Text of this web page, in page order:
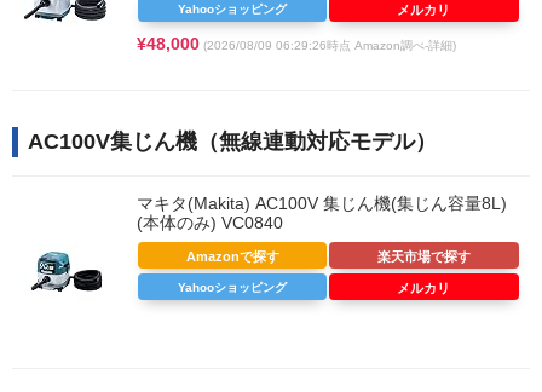
¥48,000 (2026/08/09 06:29:26時点 Amazon調べ-詳細)
Yahooショッピング メルカリ
AC100V集じん機（無線連動対応モデル）
マキタ(Makita) AC100V 集じん機(集じん容量8L)
(本体のみ) VC0840
Amazonで探す 楽天市場で探す
Yahooショッピング メルカリ